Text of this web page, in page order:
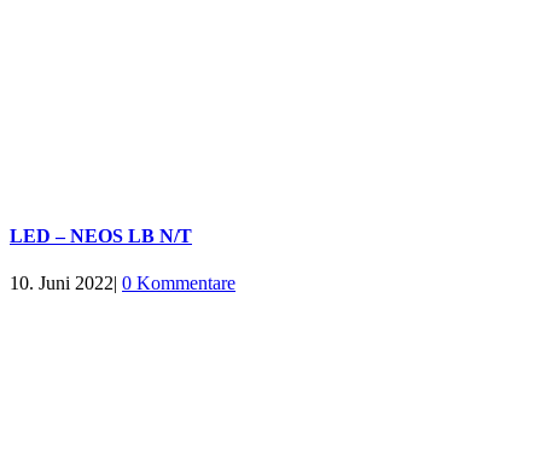
LED – NEOS LB N/T
10. Juni 2022| 0 Kommentare